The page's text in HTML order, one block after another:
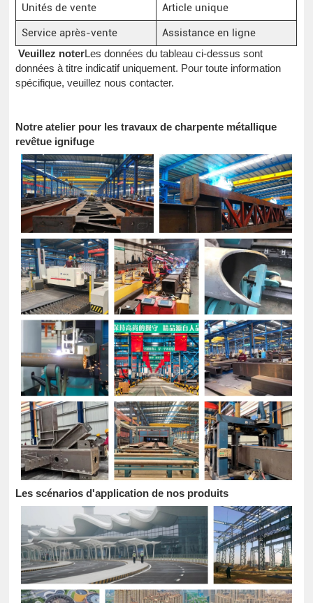
Unités de vente
Article unique
Service après-vente
Assistance en ligne
Veuillez noterLes données du tableau ci-dessus sont
données à titre indicatif uniquement. Pour toute information
spécifique, veuillez nous contacter.
Notre atelier pour les travaux de charpente métallique
revêtue ignifuge
Les scénarios d'application de nos produits